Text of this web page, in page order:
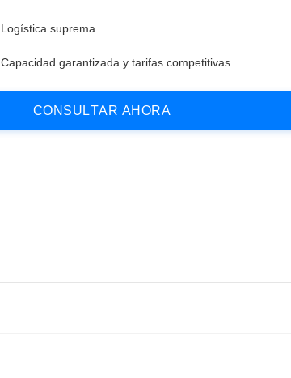
Logística suprema
Capacidad garantizada y tarifas competitivas.
CON SU LTAR AH ORA